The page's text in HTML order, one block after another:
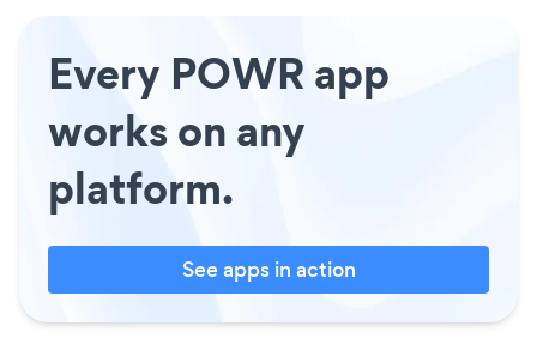
Every POWR app
works on any
platform.
See apps in action